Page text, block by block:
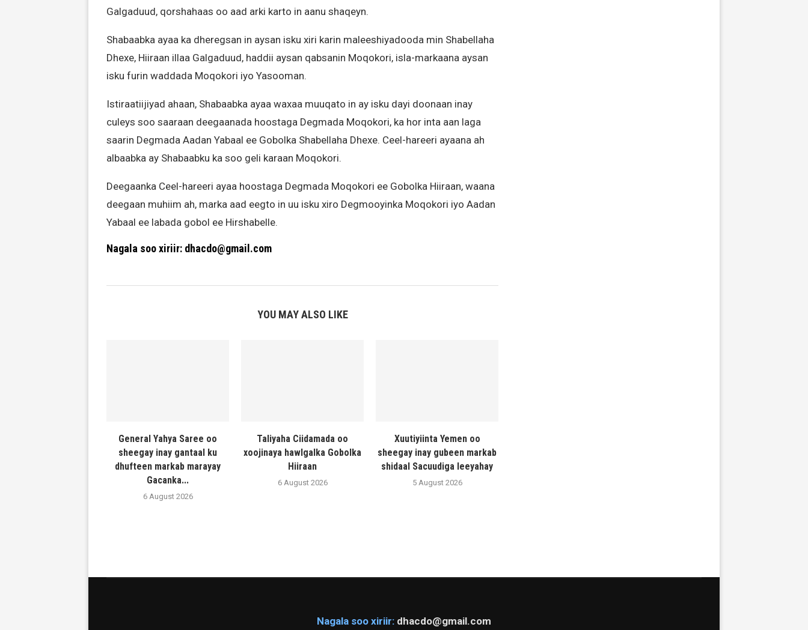
Galgaduud, qorshahaas oo aad arki karto in aanu shaqeyn.
Shabaabka ayaa ka dheregsan in aysan isku xiri karin maleeshiyadooda min Shabellaha
Dhexe, Hiiraan illaa Galgaduud, haddii aysan qabsanin Moqokori, isla-markaana aysan
isku furin waddada Moqokori iyo Yasooman.
Istiraatiijiyad ahaan, Shabaabka ayaa waxaa muuqato in ay isku dayi doonaan inay
culeys soo saaraan deegaanada hoostaga Degmada Moqokori, ka hor inta aan laga
saarin Degmada Aadan Yabaal ee Gobolka Shabellaha Dhexe. Ceel-hareeri ayaana ah
albaabka ay Shabaabku ka soo geli karaan Moqokori.
Deegaanka Ceel-hareeri ayaa hoostaga Degmada Moqokori ee Gobolka Hiiraan, waana
deegaan muhiim ah, marka aad eegto in uu isku xiro Degmooyinka Moqokori iyo Aadan
Yabaal ee labada gobol ee Hirshabelle.
Nagala soo xiriir: dhacdo@gmail.com
YOU MAY ALSO LIKE
General Yahya Saree oo
sheegay inay gantaal ku
dhufteen markab marayay
Gacanka...
6 August 2026
Taliyaha Ciidamada oo
xoojinaya hawlgalka Gobolka
Hiiraan
6 August 2026
Xuutiyiinta Yemen oo
sheegay inay gubeen markab
shidaal Sacuudiga leeyahay
5 August 2026
Nagala soo xiriir: dhacdo@gmail.com